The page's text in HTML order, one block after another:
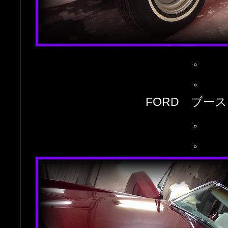
。
。
FORD ブー
。
。